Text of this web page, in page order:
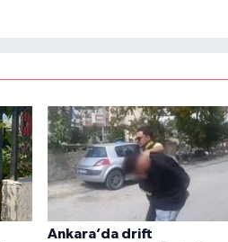
Ankara’da drift